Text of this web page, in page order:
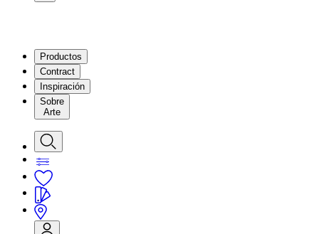
Productos
Contract
Inspiración
Sobre
Arte